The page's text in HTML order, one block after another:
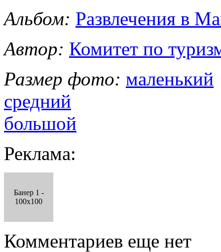
Альбом: Развлечения в
Автор: Комитет по
Размер фото: маленький
средний
большой
Реклама:
Банер 1 -
100x100
Комментариев еще нет